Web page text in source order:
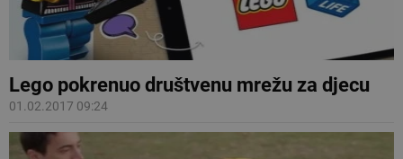
Lego pokrenuo društvenu mrežu za djecu
01.02.2017 09:24